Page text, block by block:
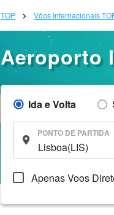
TOP Vôos Internacionais
Aeroporto
Ida e Volta
PONTO DE PARTIDA
Apenas Voos